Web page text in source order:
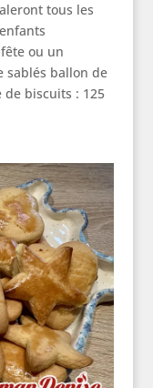
tous les
ou un
sablés ballon de
biscuits : 125